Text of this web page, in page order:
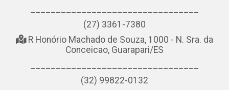
(27) 3361-7380
R Honório Machado de Souza, 1000 - N. Sra. da
Conceicao, Guarapari/ES
(32) 99822-0132